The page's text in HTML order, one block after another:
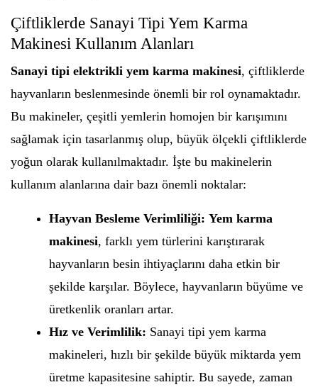
Çiftliklerde Sanayi Tipi Yem Karma
Makinesi Kullanım Alanları
Sanayi tipi elektrikli yem karma makinesi, çiftliklerde
hayvanların beslenmesinde önemli bir rol oynamaktadır.
Bu makineler, çeşitli yemlerin homojen bir karışımını
sağlamak için tasarlanmış olup, büyük ölçekli çiftliklerde
yoğun olarak kullanılmaktadır. İşte bu makinelerin
kullanım alanlarına dair bazı önemli noktalar:
Hayvan Besleme Verimliliği: Yem karma
makinesi, farklı yem türlerini karıştırarak
hayvanların besin ihtiyaçlarını daha etkin bir
şekilde karşılar. Böylece, hayvanların büyüme ve
üretkenlik oranları artar.
Hız ve Verimlilik: Sanayi tipi yem karma
makineleri, hızlı bir şekilde büyük miktarda yem
üretme kapasitesine sahiptir. Bu sayede, zaman